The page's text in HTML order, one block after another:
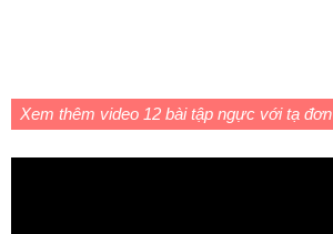
Xem thêm video 12 bài tập ngực với tạ đơn